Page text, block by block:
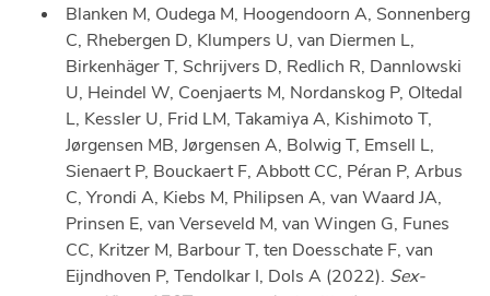
Blanken M, Oudega M, Hoogendoorn A, Sonnenberg
C, Rhebergen D, Klumpers U, van Diermen L,
Birkenhäger T, Schrijvers D, Redlich R, Dannlowski
U, Heindel W, Coenjaerts M, Nordanskog P, Oltedal
L, Kessler U, Frid LM, Takamiya A, Kishimoto T,
Jørgensen MB, Jørgensen A, Bolwig T, Emsell L,
Sienaert P, Bouckaert F, Abbott CC, Péran P, Arbus
C, Yrondi A, Kiebs M, Philipsen A, van Waard JA,
Prinsen E, van Verseveld M, van Wingen G, Funes
CC, Kritzer M, Barbour T, ten Doesschate F, van
Eijndhoven P, Tendolkar I, Dols A (2022). Sex-